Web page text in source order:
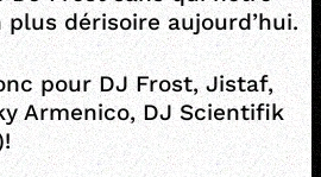
dérisoire aujourd’hui.
pour DJ Frost, Jistaf,
Armenico, DJ Scientifik